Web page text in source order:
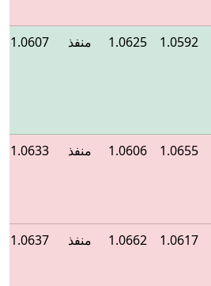
1.0592
1.0625 منفذ 1.0607
1.0655
1.0606 منفذ 1.0633
1.0617
1.0662 منفذ 1.0637